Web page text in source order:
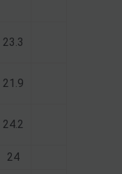
23.3
21.9
24.2
24